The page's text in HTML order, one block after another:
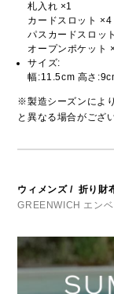
札入れ ×1
カードスロット ×4
パスカードスロッ
オープンポケット
サイズ:
幅:11.5cm 高さ
※製造シーズンによ
と異なる場合がござ
ウィメンズ/ 折り財
GREENWICH エン